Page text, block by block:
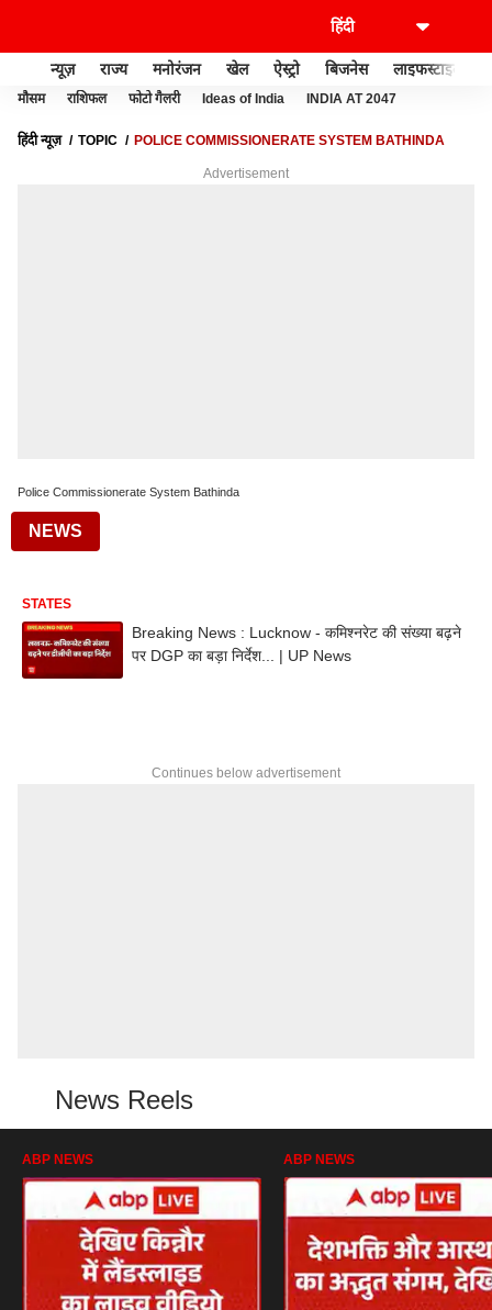
न्यूज़ राज्य मनोरंजन खेल ऐस्ट्रो बिजनेस लाइफस्टाइल
मौसम राशिफल फोटो गैलरी Ideas of India INDIA AT 2047
हिंदी न्यूज़ TOPIC POLICE COMMISSIONERATE SYSTEM BATHINDA
Advertisement
Police Commissionerate System Bathinda
NEWS
STATES
Breaking News : Lucknow - कमिश्नरेट की संख्या बढ़ने
पर DGP का बड़ा निर्देश... | UP News
Continues below advertisement
News Reels
ABP NEWS ABP NEWS